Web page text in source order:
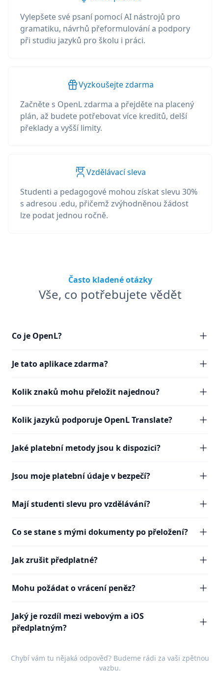
Vylepšete své psaní pomocí AI nástrojů pro
gramatiku, návrhů přeformulování a podpory
při studiu jazyků pro školu i práci.
Vyzkoušejte zdarma
Začněte s OpenL zdarma a přejděte na placený
plán, až budete potřebovat více kreditů, delší
překlady a vyšší limity.
Vzdělávací sleva
Studenti a pedagogové mohou získat slevu 30%
s adresou .edu, přičemž zvýhodněnou žádost
lze podat jednou ročně.
Často kladené otázky
Vše, co potřebujete vědět
Co je OpenL?
Je tato aplikace zdarma?
Kolik znaků mohu přeložit najednou?
Kolik jazyků podporuje OpenL Translate?
Jaké platební metody jsou k dispozici?
Jsou moje platební údaje v bezpečí?
Mají studenti slevu pro vzdělávání?
Co se stane s mými dokumenty po přeložení?
Jak zrušit předplatné?
Mohu požádat o vrácení peněz?
Jaký je rozdíl mezi webovým a iOS
předplatným?
Chybí vám tu nějaká odpověď? Budeme rádi za vaši zpětnou
vazbu.